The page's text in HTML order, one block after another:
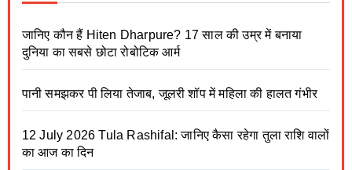
जानिए कौन हैं Hiten Dharpure? 17 साल की उम्र में बनाया
दुनिया का सबसे छोटा रोबोटिक आर्म
पानी समझकर पी लिया तेजाब, जूलरी शॉप में महिला की हालत गंभीर
12 July 2026 Tula Rashifal: जानिए कैसा रहेगा तुला राशि वालों
का आज का दिन